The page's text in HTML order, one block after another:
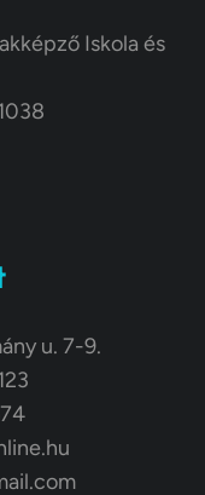
Iskola és
u. 7-9.